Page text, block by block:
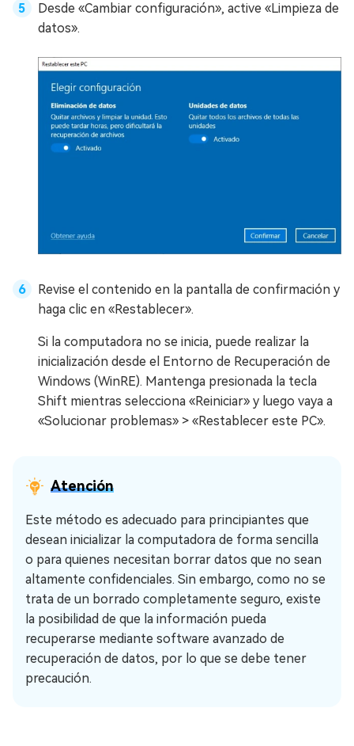
Desde «Cambiar configuración», active «Limpieza de
datos».
Revise el contenido en la pantalla de confirmación y
haga clic en «Restablecer».
Si la computadora no se inicia, puede realizar la
inicialización desde el Entorno de Recuperación de
Windows (WinRE). Mantenga presionada la tecla
Shift mientras selecciona «Reiniciar» y luego vaya a
«Solucionar problemas» > «Restablecer este PC».
Atención
Este método es adecuado para principiantes que
desean inicializar la computadora de forma sencilla
o para quienes necesitan borrar datos que no sean
altamente confidenciales. Sin embargo, como no se
trata de un borrado completamente seguro, existe
la posibilidad de que la información pueda
recuperarse mediante software avanzado de
recuperación de datos, por lo que se debe tener
precaución.